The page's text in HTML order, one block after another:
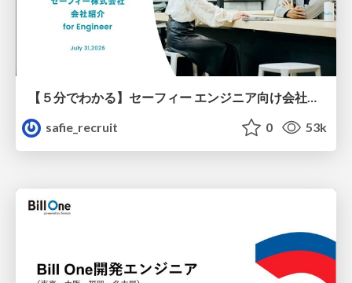
【５分でわかる】セーフィー エンジニア向け会社紹介
safie_recruit
0 53k